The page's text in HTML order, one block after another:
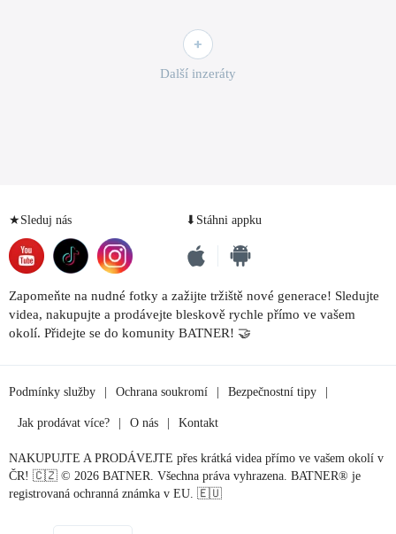
Další inzeráty
★Sleduj nás ⬇Stáhni appku
Zapomeňte na nudné fotky a zažijte tržiště nové generace! Sledujte
videa, nakupujte a prodávejte bleskově rychle přímo ve vašem
okolí. Přidejte se do komunity BATNER! 🤝
Podmínky služby Ochrana soukromí Bezpečnostní tipy
Jak prodávat více? O nás Kontakt
NAKUPUJTE A PRODÁVEJTE přes krátká videa přímo ve vašem okolí v
ČR! 🇨🇿 © 2026 BATNER. Všechna práva vyhrazena. BATNER® je
registrovaná ochranná známka v EU. 🇪🇺